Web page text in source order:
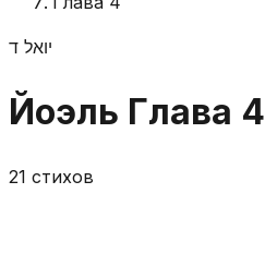
יואל ד
Йоэль Глава 4
21 стихов